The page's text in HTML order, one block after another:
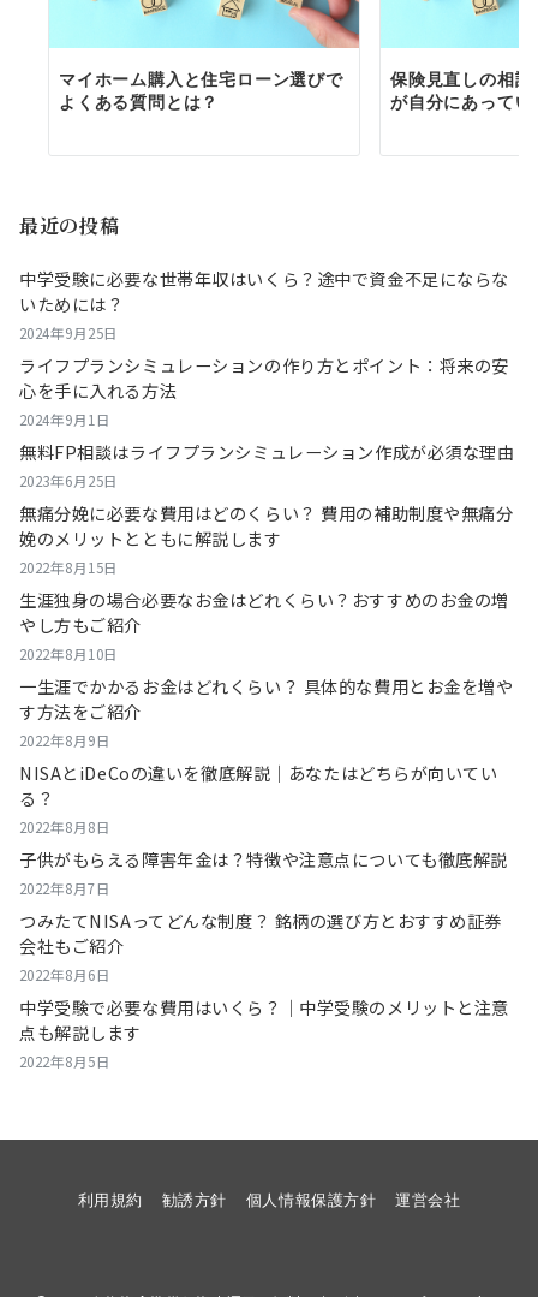
マイホーム購入と住宅ローン選びで
よくある質問とは？
保険見直しの相
が自分にあってい
最近の投稿
中学受験に必要な世帯年収はいくら？途中で資金不足にならな
いためには？
2024年9月25日
ライフプランシミュレーションの作り方とポイント：将来の安
心を手に入れる方法
2024年9月1日
無料FP相談はライフプランシミュレーション作成が必須な理由
2023年6月25日
無痛分娩に必要な費用はどのくらい？ 費用の補助制度や無痛分
娩のメリットとともに解説します
2022年8月15日
生涯独身の場合必要なお金はどれくらい？おすすめのお金の増
やし方もご紹介
2022年8月10日
一生涯でかかるお金はどれくらい？ 具体的な費用とお金を増や
す方法をご紹介
2022年8月9日
NISAとiDeCoの違いを徹底解説｜あなたはどちらが向いてい
る？
2022年8月8日
子供がもらえる障害年金は？特徴や注意点についても徹底解説
2022年8月7日
つみたてNISAってどんな制度？ 銘柄の選び方とおすすめ証券
会社もご紹介
2022年8月6日
中学受験で必要な費用はいくら？｜中学受験のメリットと注意
点も解説します
2022年8月5日
利用規約 勧誘方針 個人情報保護方針 運営会社